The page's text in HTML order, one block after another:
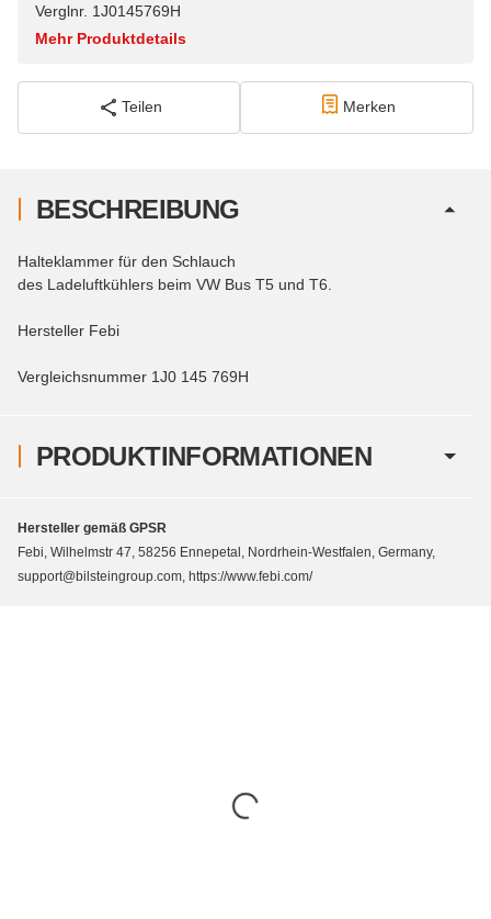
Verglnr. 1J0145769H
Mehr Produktdetails
Teilen Merken
PRODUKTINFORMATIONEN
BESCHREIBUNG
Halteklammer für den Schlauch
des Ladeluftkühlers beim VW Bus T5 und T6.
Hersteller Febi
Vergleichsnummer 1J0 145 769H
Hersteller gemäß GPSR
Febi, Wilhelmstr 47, 58256 Ennepetal, Nordrhein-Westfalen, Germany,
support@bilsteingroup.com, https://www.febi.com/